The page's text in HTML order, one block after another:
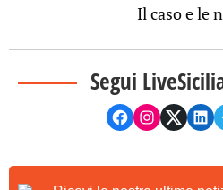
Il caso e le
Segui